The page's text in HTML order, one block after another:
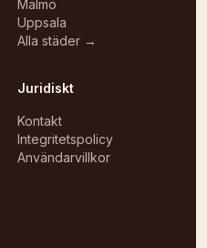
Malmö
Uppsala
Alla städer →
Juridiskt
Kontakt
Integritetspolicy
Användarvillkor